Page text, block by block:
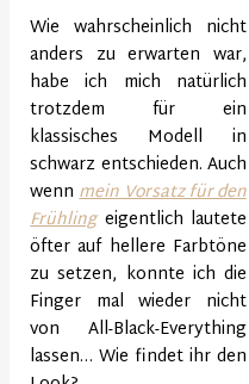
Wie wahrscheinlich nicht
anders zu erwarten war,
habe ich mich natürlich
trotzdem für ein
klassisches Modell in
schwarz entschieden. Auch
wennmein Vorsatz für den
Frühlingeigentlich lautete
öfter auf hellere Farbtöne
zu setzen, konnte ich die
Finger mal wieder nicht
von All-Black-Everything
lassen… Wie findet ihr den